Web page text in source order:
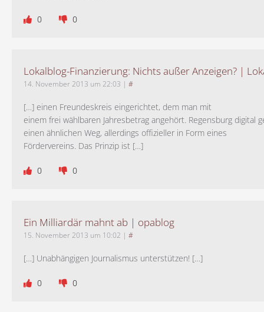
0 0
Lokalblog-Finanzierung: Nichts außer Anzeigen? |
14. November 2013 um 22:03 | #
[…] einen Freundeskreis eingerichtet, dem man mit
einem frei wählbaren Jahresbetrag angehört. Regensburg digital
einen ähnlichen Weg, allerdings offizieller in Form eines
Fördervereins. Das Prinzip ist […]
0 0
Ein Milliardär mahnt ab | opablog
15. November 2013 um 10:02 | #
[…] Unabhängigen Journalismus unterstützen! […]
0 0